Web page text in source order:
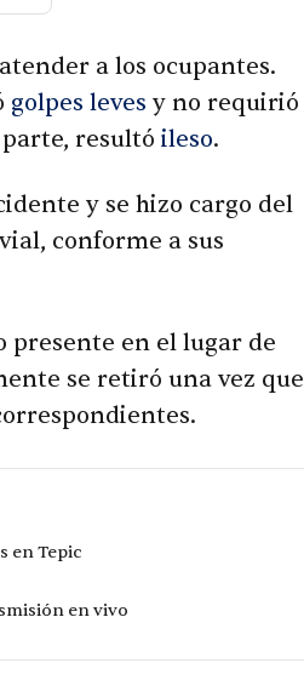
a los ocupantes.
golpes leves y no requirió
resultó ileso.
y se hizo cargo del
conforme a sus
presente en el lugar de
se retiró una vez que
en Tepic
en vivo